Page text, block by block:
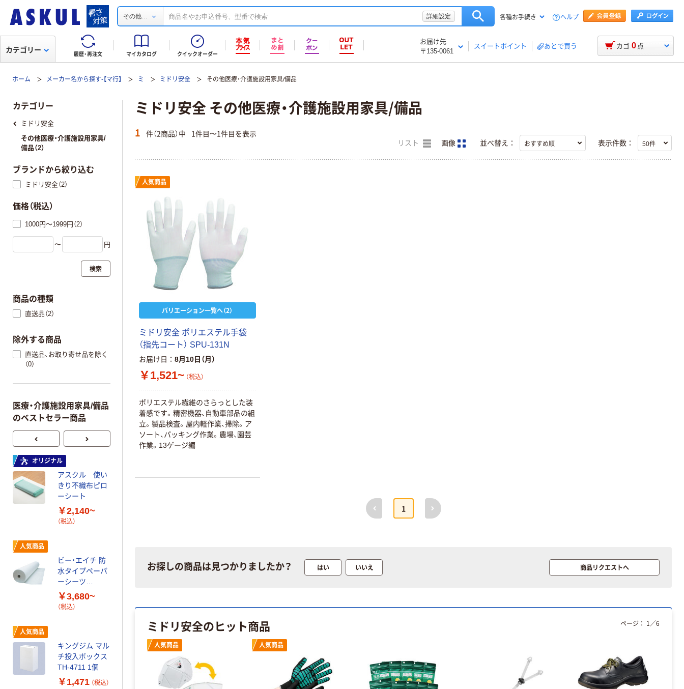
その他... 詳細設定 各種お手続き ヘルプ
履歴・再注文 マイカタログ クイックオーダー
お届け先
〒135-0061
スイートポイント あとで買う
カテゴリー カゴ 0 点
ホーム メーカー名から探す-【マ行】 ミ ミドリ安全 その他医療・介護施設用家具/備品
ミドリ安全 その他医療・介護施設用家具/備品
1 件（2商品）中 1件目〜1件目を表示
リスト 画像 並べ替え： 表示件数：
人気商品
バリエーション一覧へ（2）
ミドリ安全 ポリエステル手袋
（指先コート） SPU-131N
お届け日 8月10日（月）
￥1,521~ （税込）
ポリエステル繊維のさらっとした装
着感です。精密機器、自動車部品の組
立。製品検査。屋内軽作業、掃除。ア
ソート、パッキング作業。農場、園芸
作業。13ゲージ編
前へ
1
次へ
お探しの商品は見つかりましたか？ はい いいえ 商品リクエストへ
ミドリ安全のヒット商品
人気商品 人気商品
ページ： 1 ／6
カテゴリー
ミドリ安全
その他医療・介護施設用家具/
備品（2）
ブランドから絞り込む
ミドリ安全（2）
価格（税込）
1000円～1999円（2）
〜 円
検索
商品の種類
直送品（2）
除外する商品
直送品、お取り寄せ品を除く
（0）
医療・介護施設用家具/備品
のベストセラー商品
オリジナル
アスクル 使い
きり不織布ピロ
ーシート
￥2,140~
（税込）
人気商品
ビー・エイチ 防
水タイプペーパ
ーシーツ
80cm×90m
￥3,680~
（税込）
人気商品
キングジム マル
チ投入ボックス
TH-4711 1個
￥1,471 （税込）
池川木材工業 桧
すのこ
人気商品
ー用アロマ芳香
￥2,490~
（税込）
90（70X180CM）
￥11,604~
￥2,808~
（税込）
（税込）
チ投入ボックス
TH-4711 1個
￥1,471